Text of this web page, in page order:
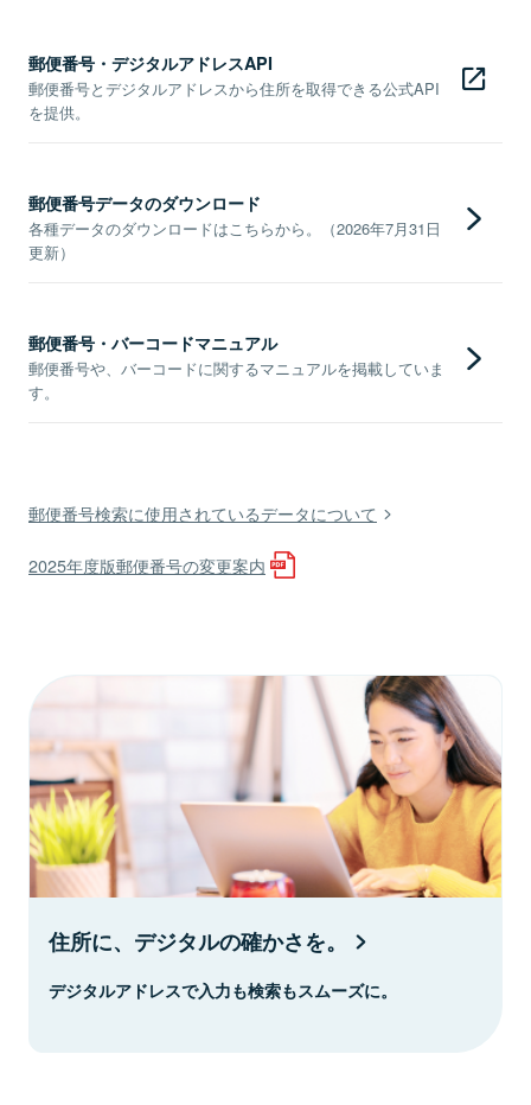
郵便番号・デジタルアドレスAPI
郵便番号とデジタルアドレスから住所を取得できる公式API
を提供。
郵便番号データのダウンロード
各種データのダウンロードはこちらから。（2026年7月31日
更新）
郵便番号・バーコードマニュアル
郵便番号や、バーコードに関するマニュアルを掲載していま
す。
郵便番号検索に使用されているデータについて
2025年度版郵便番号の変更案内
住所に、デジタルの確かさを。
デジタルアドレスで入力も検索もスムーズに。